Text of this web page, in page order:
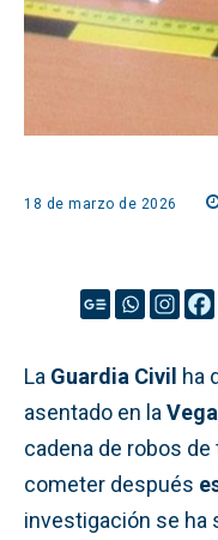
18 de marzo de 2026
La Guardia Civil ha
asentado en la
cadena de robos
cometer después
investigación se ha